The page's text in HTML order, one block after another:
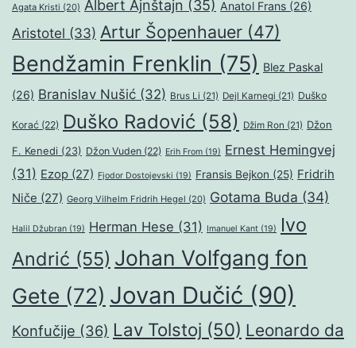
Agata Kristi (20) Albert Ajnštajn (35) Anatol Frans (26)
Aristotel (33) Artur Šopenhauer (47)
Bendžamin Frenklin (75) Blez Paskal
(26) Branislav Nušić (32) Brus Li (21) Dejl Karnegi (21) Duško
Korać (22) Duško Radović (58) Džim Ron (21) Džon
F. Kenedi (23) Džon Vuden (22) Erih From (19) Ernest Hemingvej
(31) Ezop (27) Fjodor Dostojevski (19) Fransis Bejkon (25) Fridrih
Niče (27) Georg Vilhelm Fridrih Hegel (20) Gotama Buda (34)
Halil Džubran (19) Herman Hese (31) Imanuel Kant (19)
Ivo
Andrić (55) Johan Volfgang fon
Gete (72) Jovan Dučić (90)
Konfučije (36) Lav Tolstoj (50) Leonardo da